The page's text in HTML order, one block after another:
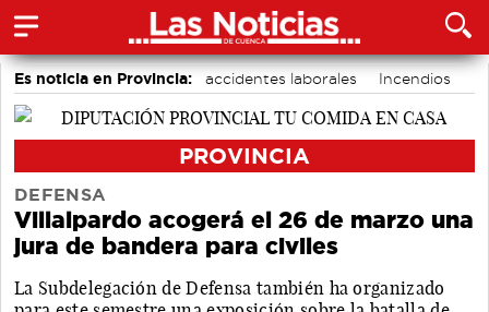
Es noticia en Provincia: accidentes laborales
Incendios
Medio Ambiente
PROVINCIA
DEFENSA
Villalpardo acogerá el 26 de marzo una
jura de bandera para civiles
La Subdelegación de Defensa también ha organizado